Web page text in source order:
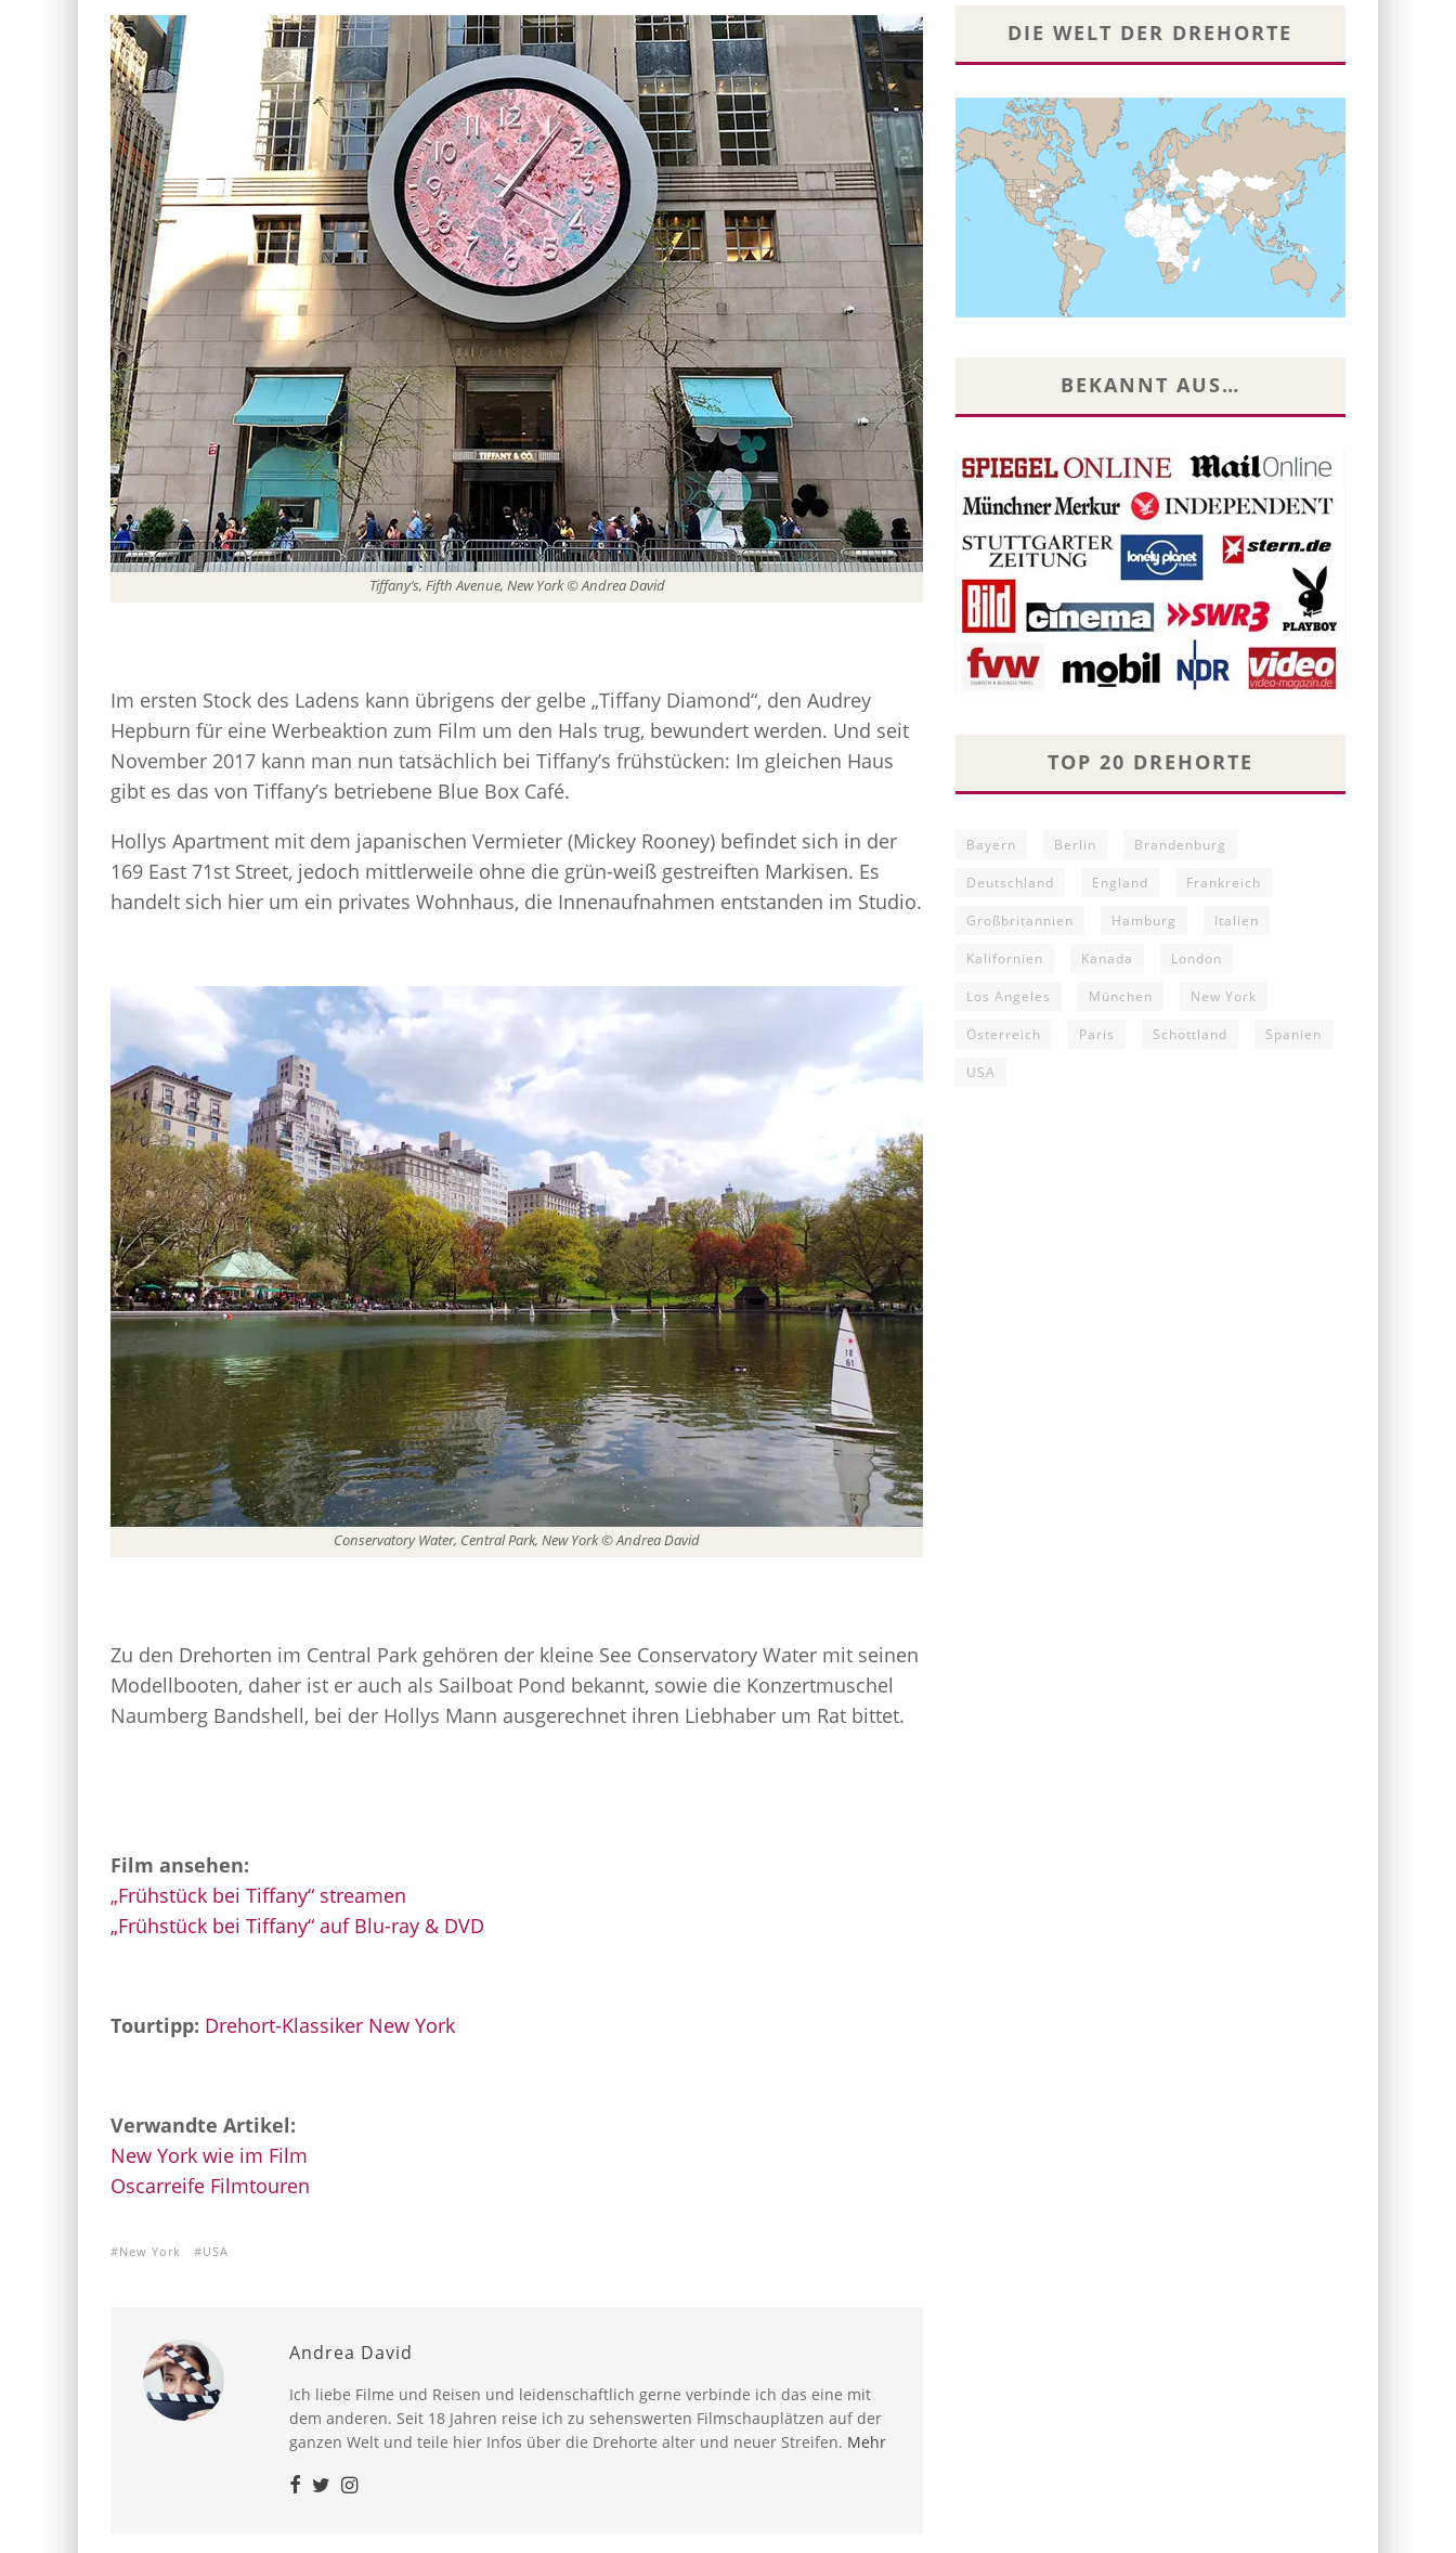
Tiffany’s, Fifth Avenue, New York © Andrea David
Im ersten Stock des Ladens kann übrigens der gelbe „Tiffany Diamond“, den Audrey
Hepburn für eine Werbeaktion zum Film um den Hals trug, bewundert werden. Und seit
November 2017 kann man nun tatsächlich bei Tiffany’s frühstücken: Im gleichen Haus
gibt es das von Tiffany’s betriebene Blue Box Café.
Hollys Apartment mit dem japanischen Vermieter (Mickey Rooney) befindet sich in der
169 East 71st Street, jedoch mittlerweile ohne die grün-weiß gestreiften Markisen. Es
handelt sich hier um ein privates Wohnhaus, die Innenaufnahmen entstanden im Studio.
Conservatory Water, Central Park, New York © Andrea David
Zu den Drehorten im Central Park gehören der kleine See Conservatory Water mit seinen
Modellbooten, daher ist er auch als Sailboat Pond bekannt, sowie die Konzertmuschel
Naumberg Bandshell, bei der Hollys Mann ausgerechnet ihren Liebhaber um Rat bittet.
Film ansehen:
„Frühstück bei Tiffany“ streamen
„Frühstück bei Tiffany“ auf Blu-ray & DVD
Tourtipp: Drehort-Klassiker New York
Verwandte Artikel:
New York wie im Film
Oscarreife Filmtouren
New York USA
Andrea David
Ich liebe Filme und Reisen und leidenschaftlich gerne verbinde ich das eine mit
dem anderen. Seit 18 Jahren reise ich zu sehenswerten Filmschauplätzen auf der
ganzen Welt und teile hier Infos über die Drehorte alter und neuer Streifen. Mehr
DIE WELT DER DREHORTE
BEKANNT AUS…
TOP 20 DREHORTE
Bayern Berlin Brandenburg
Deutschland England Frankreich
Großbritannien Hamburg Italien
Kalifornien Kanada London
Los Angeles München New York
Österreich Paris Schottland Spanien
USA